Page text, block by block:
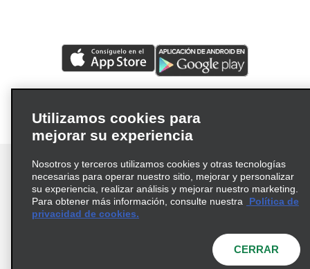
Términos de uso
Política de privacidad
© 2026 Enterprise Holdings, Inc. Todos los derechos
Utilizamos cookies para
mejorar su experiencia
Nosotros y terceros utilizamos cookies y otras tecnologías
necesarias para operar nuestro sitio, mejorar y personalizar
su experiencia, realizar análisis y mejorar nuestro marketing.
Para obtener más información, consulte nuestra
Política de
privacidad de cookies.
CERRAR